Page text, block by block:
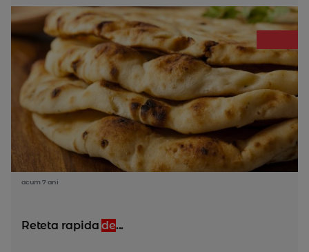
acum 7 ani
Reteta rapidade...